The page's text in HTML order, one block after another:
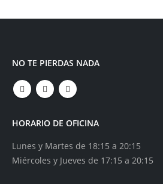
NO TE PIERDAS NADA
HORARIO DE OFICINA
Lunes y Martes de 18:15 a 20:15
Miércoles y Jueves de 17:15 a 20:15